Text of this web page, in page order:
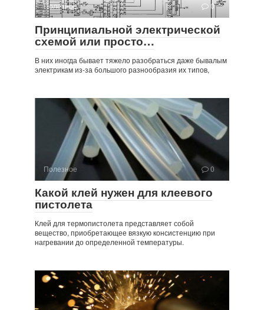
Полезное 0
Принципиальной электрической
схемой или просто…
В них иногда бывает тяжело разобраться даже бывалым
электрикам из-за большого разнообразия их типов,
Полезное 0
Какой клей нужен для клеевого
пистолета
Клей для термопистолета представляет собой
вещество, приобретающее вязкую консистенцию при
нагревании до определенной температуры.